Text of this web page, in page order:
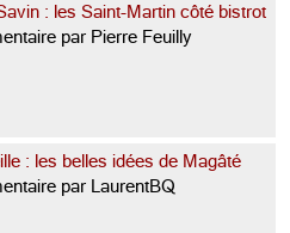
: les Saint-Martin côté bistrot
par Pierre Feuilly
: les belles idées de Magâté
par LaurentBQ